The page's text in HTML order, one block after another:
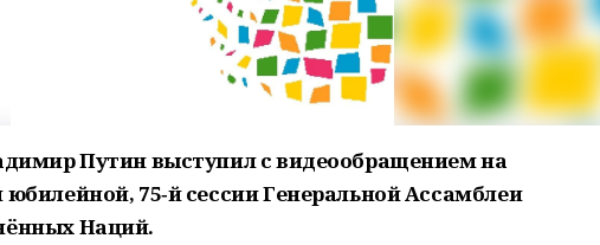
Путин выступил с видеообращением на
75‑й сессии Генеральной Ассамблеи
Наций.